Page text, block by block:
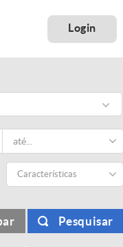
Login
Características
Pesquisar